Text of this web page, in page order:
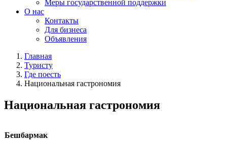
Меры государственной поддержки
О нас
Контакты
Для бизнеса
Объявления
Главная
Туристу
Где поесть
Национальная гастрономия
Национальная гастрономия
Бешбармак